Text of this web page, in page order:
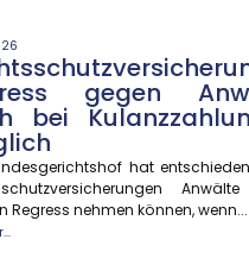
gegen
bei
hat
Regress nehmen können, wenn...
plant die
Rente für Kinder ab sechs
Versicherungswir...